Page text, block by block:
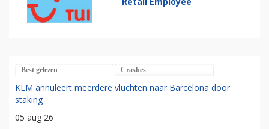
Best gelezen Crashes
KLM annuleert meerdere vluchten naar Barcelona door
staking
05 aug 26